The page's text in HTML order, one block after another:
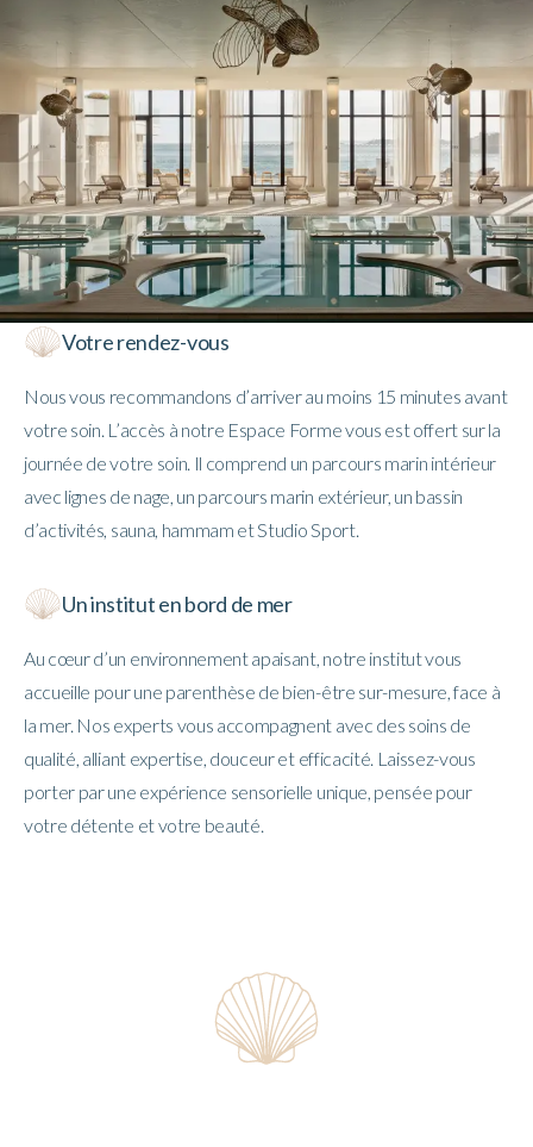
Votre rendez-vous
Nous vous recommandons d’arriver au moins 15 minutes avant
votre soin. L’accès à notre Espace Forme vous est offert sur la
journée de votre soin. Il comprend un parcours marin intérieur
avec lignes de nage, un parcours marin extérieur, un bassin
d’activités, sauna, hammam et Studio Sport.
Un institut en bord de mer
Au cœur d’un environnement apaisant, notre institut vous
accueille pour une parenthèse de bien-être sur-mesure, face à
la mer. Nos experts vous accompagnent avec des soins de
qualité, alliant expertise, douceur et efficacité. Laissez-vous
porter par une expérience sensorielle unique, pensée pour
votre détente et votre beauté.